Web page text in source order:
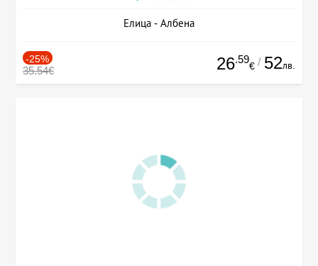
Елица - Албена
-25%
35.54€ 26.59
€ / 52лв.